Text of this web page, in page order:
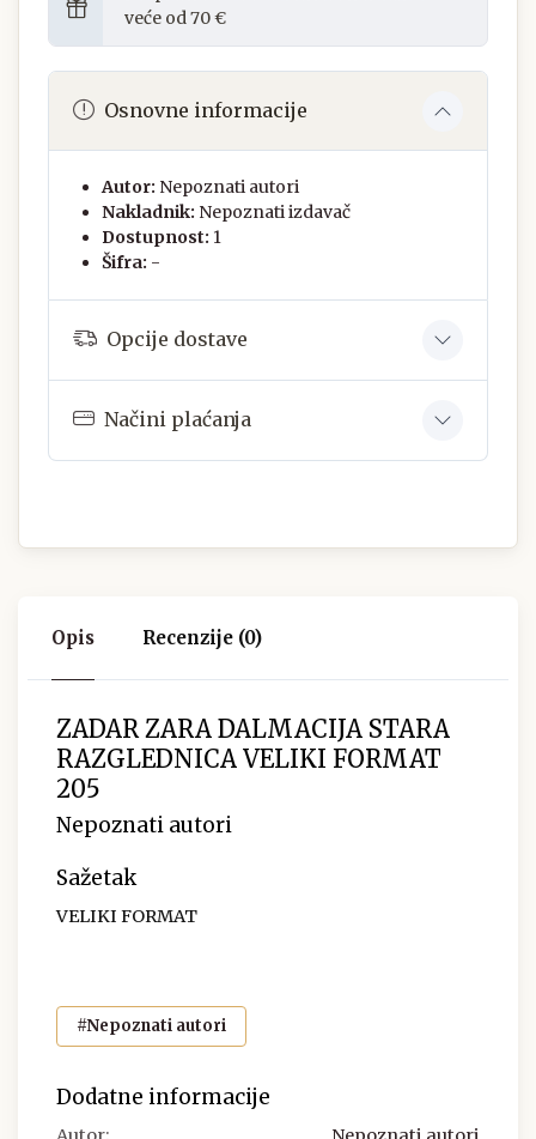
veće od 70 €
Osnovne informacije
Autor: Nepoznati autori
Nakladnik: Nepoznati izdavač
Dostupnost: 1
Šifra: -
Opcije dostave
Načini plaćanja
Opis Recenzije (0)
ZADAR ZARA DALMACIJA STARA
RAZGLEDNICA VELIKI FORMAT
205
Nepoznati autori
Sažetak
VELIKI FORMAT
#Nepoznati autori
Dodatne informacije